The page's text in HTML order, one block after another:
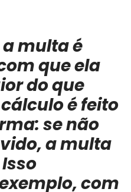
multa é
que ela
do que
é feito
se não
a multa
Isso
com